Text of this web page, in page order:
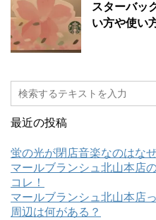
スターバッ
い方や使い
最近の投稿
蛍の光が閉店音楽なのはな
マールブランシュ北山本店
コレ！
マールブランシュ北山本店
周辺は何がある？